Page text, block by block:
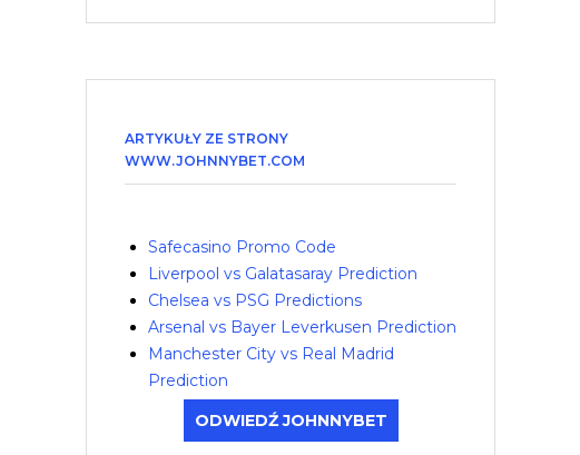
ARTYKUŁY ZE STRONY
WWW.JOHNNYBET.COM
Safecasino Promo Code
Liverpool vs Galatasaray Prediction
Chelsea vs PSG Predictions
Arsenal vs Bayer Leverkusen Prediction
Manchester City vs Real Madrid
Prediction
ODWIEDŹ JOHNNYBET